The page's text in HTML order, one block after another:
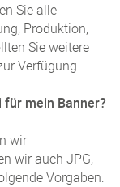
Sie alle
Produktion,
Sie weitere
Verfügung.
mein Banner?
wir
wir auch JPG,
Vorgaben: